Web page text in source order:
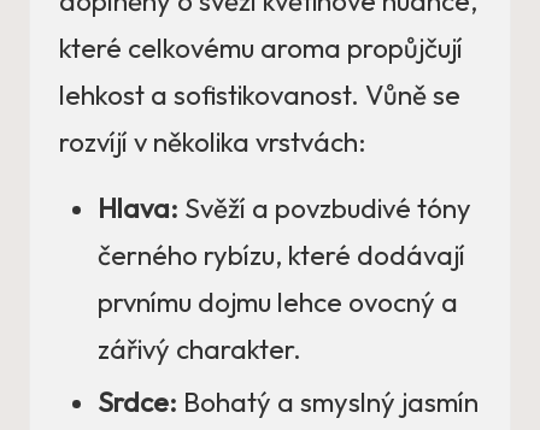
které celkovému aroma propůjčují
lehkost a sofistikovanost. Vůně se
rozvíjí v několika vrstvách:
Hlava: Svěží a povzbudivé tóny
černého rybízu, které dodávají
prvnímu dojmu lehce ovocný a
zářivý charakter.
Srdce: Bohatý a smyslný jasmín